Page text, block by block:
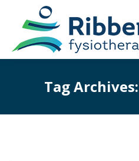
Tag Archives: